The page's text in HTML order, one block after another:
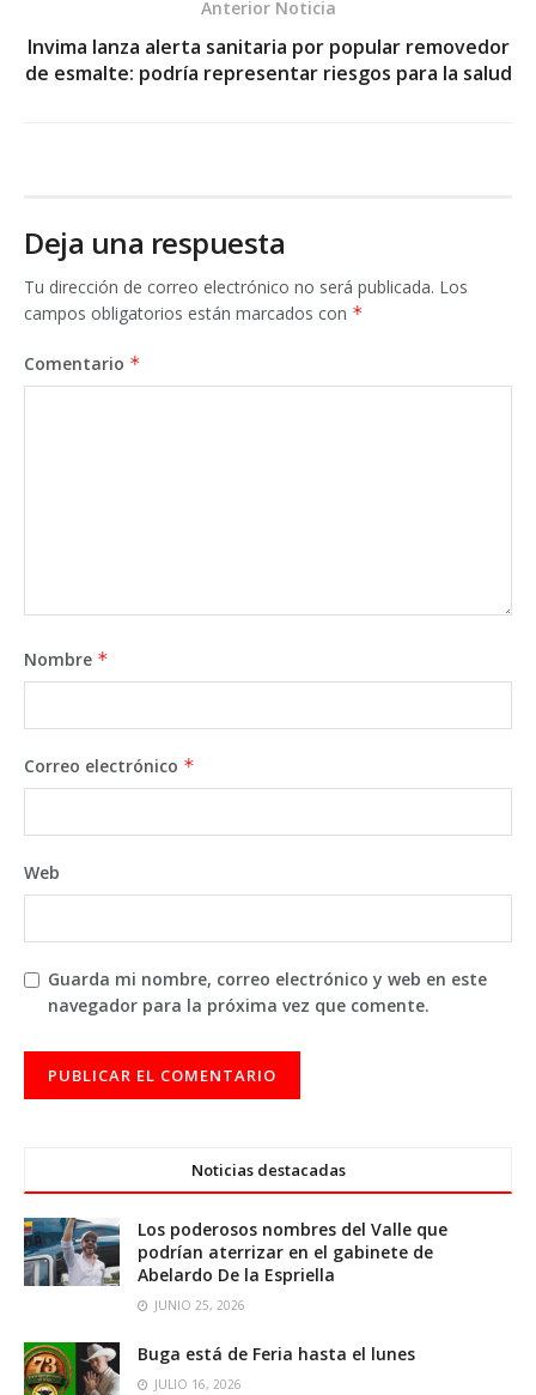
Anterior Noticia
Invima lanza alerta sanitaria por popular removedor
de esmalte: podría representar riesgos para la salud
Deja una respuesta
Tu dirección de correo electrónico no será publicada. Los
campos obligatorios están marcados con *
Comentario *
Nombre *
Correo electrónico *
Web
Guarda mi nombre, correo electrónico y web en este
navegador para la próxima vez que comente.
Noticias destacadas
Los poderosos nombres del Valle que
podrían aterrizar en el gabinete de
Abelardo De la Espriella
JUNIO 25, 2026
Buga está de Feria hasta el lunes
JULIO 16, 2026